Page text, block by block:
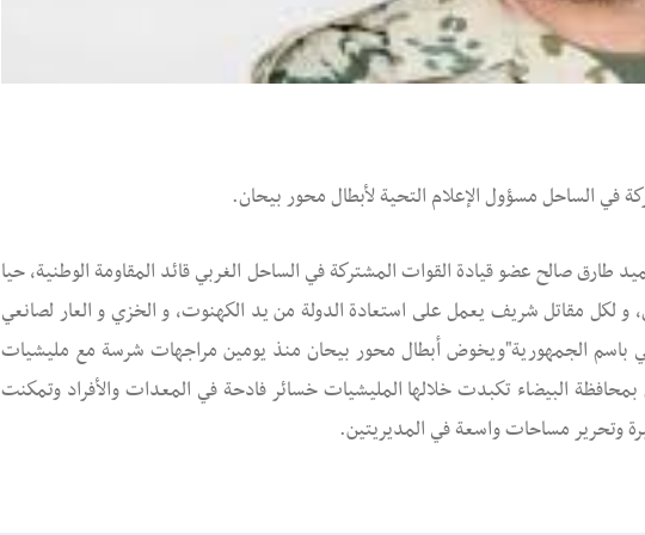
في الساحل مسؤول الإعلام التحية لأبطال محور بيحان.
طارق صالح عضو قيادة القوات المشتركة في الساحل الغربي قائد المقاومة الوطنية، حيا
و لكل مقاتل شريف يعمل على استعادة الدولة من يد الكهنوت، و الخزي و العار لصانعي
باسم الجمهورية"ويخوض أبطال محور بيحان منذ يومين مراجهات شرسة مع مليشيات
بمحافظة البيضاء تكبدت خلالها المليشيات خسائر فادحة في المعدات والأفراد وتمكنت
وتحرير مساحات واسعة في المديريتين.